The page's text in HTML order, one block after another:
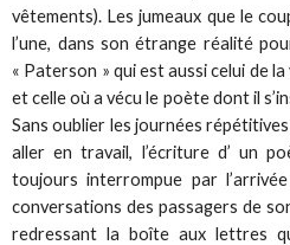
vêtements). Les jumeaux que le
l’une, dans son étrange réalité
« Paterson » qui est aussi celui de
et celle où a vécu le poète dont il
Sans oublier les journées
aller en travail, l’écriture d’ un
toujours interrompue par
conversations des passagers de
redressant la boîte aux lettres